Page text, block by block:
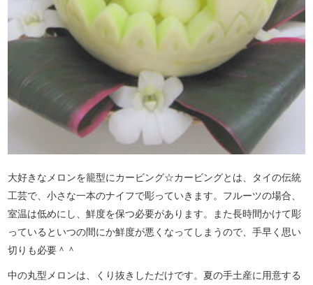
大好きなメロンを籠型にカービング☆カービングとは、タイの伝統
工芸で、小さな一本のナイフで彫っていきます。フルーツの場合、
室温は低めにし、鮮度を保つ必要があります。また長時間かけて彫
っているといつの間にか鮮度が悪くなってしまうので、手早く思い
切りも必要＾＾
中の丸型メロンは、くり抜きしただけです。夏の手土産に用意する